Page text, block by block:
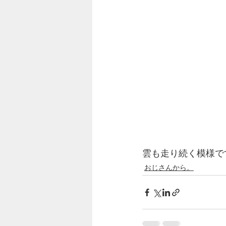
雲も走り続く模様
おじさんから。